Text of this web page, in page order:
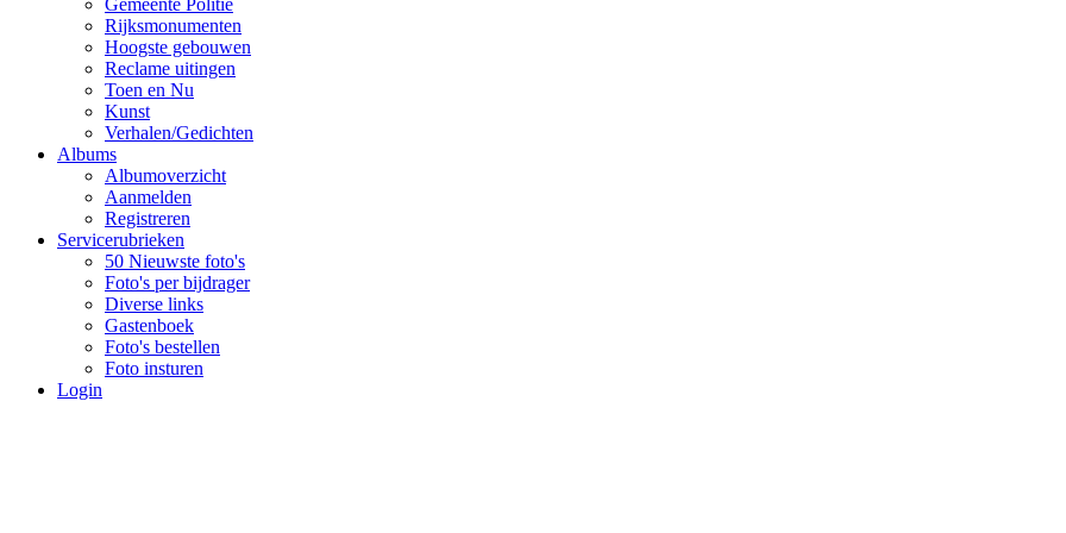
Gemeente Politie
Rijksmonumenten
Hoogste gebouwen
Reclame uitingen
Toen en Nu
Kunst
Verhalen/Gedichten
Albums
Albumoverzicht
Aanmelden
Registreren
Servicerubrieken
50 Nieuwste foto's
Foto's per bijdrager
Diverse links
Gastenboek
Foto's bestellen
Foto insturen
Login